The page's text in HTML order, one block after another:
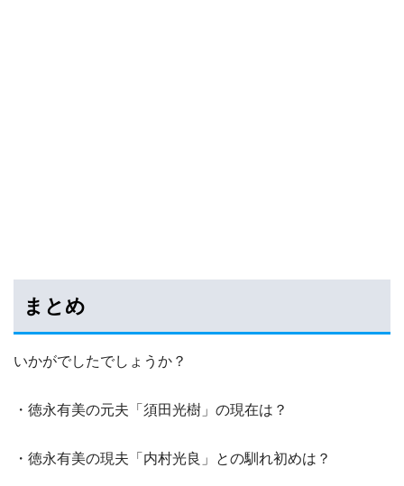
まとめ
いかがでしたでしょうか？
・徳永有美の元夫「須田光樹」の現在は？
・徳永有美の現夫「内村光良」との馴れ初めは？